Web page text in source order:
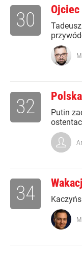
30
Putin
32
34